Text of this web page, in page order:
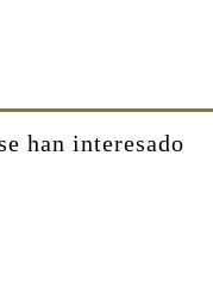
han interesado